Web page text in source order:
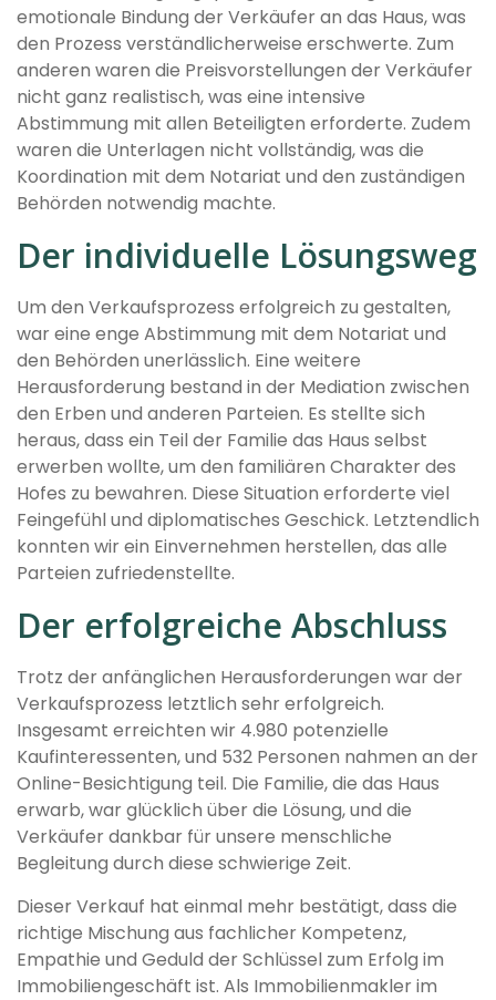
emotionale Bindung der Verkäufer an das Haus, was
den Prozess verständlicherweise erschwerte. Zum
anderen waren die Preisvorstellungen der Verkäufer
nicht ganz realistisch, was eine intensive
Abstimmung mit allen Beteiligten erforderte. Zudem
waren die Unterlagen nicht vollständig, was die
Koordination mit dem Notariat und den zuständigen
Behörden notwendig machte.
Der individuelle Lösungsweg
Um den Verkaufsprozess erfolgreich zu gestalten,
war eine enge Abstimmung mit dem Notariat und
den Behörden unerlässlich. Eine weitere
Herausforderung bestand in der Mediation zwischen
den Erben und anderen Parteien. Es stellte sich
heraus, dass ein Teil der Familie das Haus selbst
erwerben wollte, um den familiären Charakter des
Hofes zu bewahren. Diese Situation erforderte viel
Feingefühl und diplomatisches Geschick. Letztendlich
konnten wir ein Einvernehmen herstellen, das alle
Parteien zufriedenstellte.
Der erfolgreiche Abschluss
Trotz der anfänglichen Herausforderungen war der
Verkaufsprozess letztlich sehr erfolgreich.
Insgesamt erreichten wir 4.980 potenzielle
Kaufinteressenten, und 532 Personen nahmen an der
Online-Besichtigung teil. Die Familie, die das Haus
erwarb, war glücklich über die Lösung, und die
Verkäufer dankbar für unsere menschliche
Begleitung durch diese schwierige Zeit.
Dieser Verkauf hat einmal mehr bestätigt, dass die
richtige Mischung aus fachlicher Kompetenz,
Empathie und Geduld der Schlüssel zum Erfolg im
Immobiliengeschäft ist. Als Immobilienmakler im